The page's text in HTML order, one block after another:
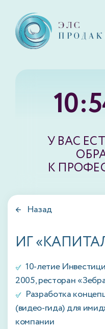
У ВАС
К
← Назад
ИГ
10-летие
2005, ресторан
Разработка
(видео-гида) для
компании